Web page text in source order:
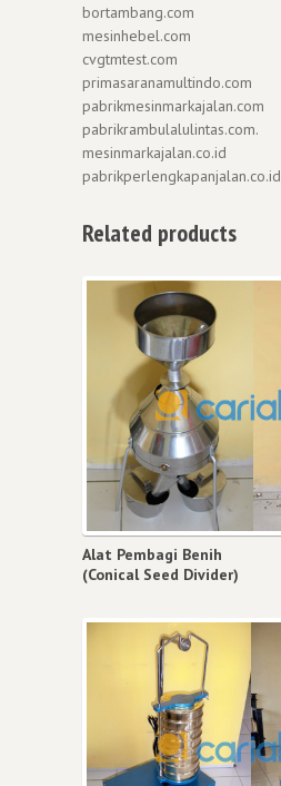
bortambang.com
mesinhebel.com
cvgtmtest.com
primasaranamultindo.com
pabrikmesinmarkajalan.com
pabrikrambulalulintas.com.
mesinmarkajalan.co.id
pabrikperlengkapanjalan.co.id
Related products
Alat Pembagi Benih
(Conical Seed Divider)